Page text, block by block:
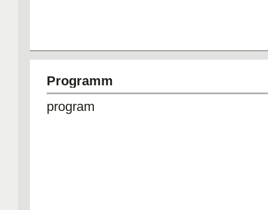
Programm
program